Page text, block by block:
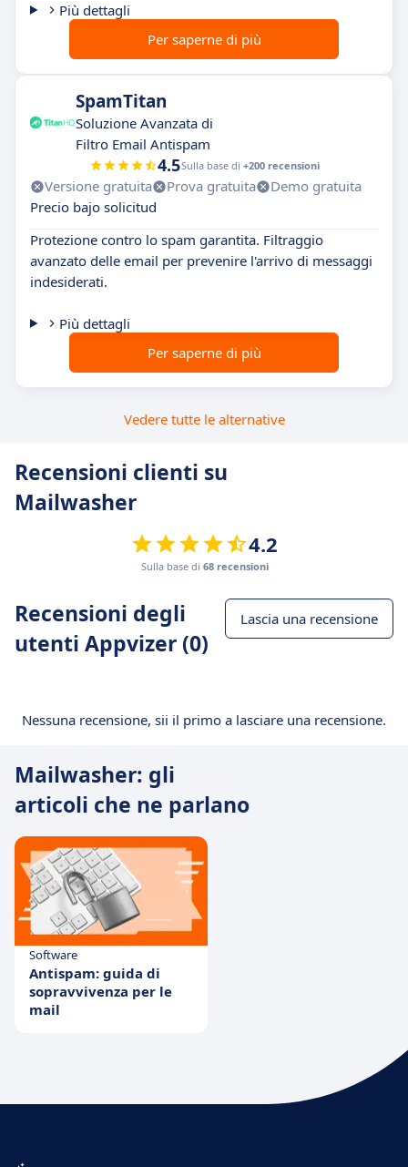
Più dettagli
Per saperne di più
SpamTitan
Soluzione Avanzata di
Filtro Email Antispam
4.5Sulla base di +200 recensioni
Versione gratuita Prova gratuita
Demo gratuita
Precio bajo solicitud
Protezione contro lo spam garantita. Filtraggio
avanzato delle email per prevenire l'arrivo di messaggi
indesiderati.
Più dettagli
Per saperne di più
Vedere tutte le alternative
Recensioni clienti su
Mailwasher
4.2
Sulla base di 68 recensioni
Recensioni degli
utenti Appvizer (0)
Lascia una recensione
Nessuna recensione, sii il primo a lasciare una recensione.
Mailwasher: gli
articoli che ne parlano
Software
Antispam: guida di
sopravvivenza per le
mail